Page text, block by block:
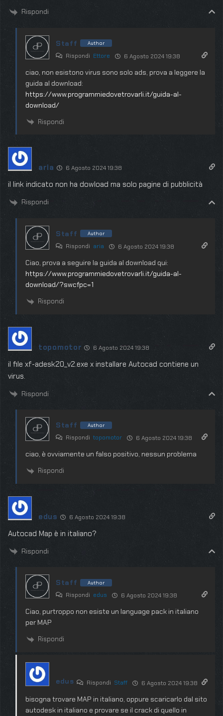
Rispondi
Staff Author
Rispondi Ettore 6 Agosto 2024 19:38
ciao, non esistono virus sono solo ads, prova a leggere la
guida al download:
https://www.programmiedovetrovarli.it/guida-al-
download/
Rispondi
aria 6 Agosto 2024 19:38
il link indicato non ha dowload ma solo pagine di pubblicità
Rispondi
Staff Author
Rispondi aria 6 Agosto 2024 19:38
Ciao, prova a seguire la guida al download qui:
https://www.programmiedovetrovarli.it/guida-al-
download/?swcfpc=1
Rispondi
topomotor 6 Agosto 2024 19:38
il file xf-adesk20_v2.exe x installare Autocad contiene un
virus.
Rispondi
Staff Author
Rispondi topomotor 6 Agosto 2024 19:38
ciao, è ovviamente un falso positivo, nessun problema
Rispondi
edus 6 Agosto 2024 19:38
Autocad Map è in italiano?
Rispondi
Staff Author
Rispondi edus 6 Agosto 2024 19:38
Ciao, purtroppo non esiste un language pack in italiano
per MAP
Rispondi
edus Rispondi Staff 6 Agosto 2024 19:38
bisogna trovare MAP in italiano, oppure scaricarlo dal sito
autodesk in italiano e provare se il crack di quello in